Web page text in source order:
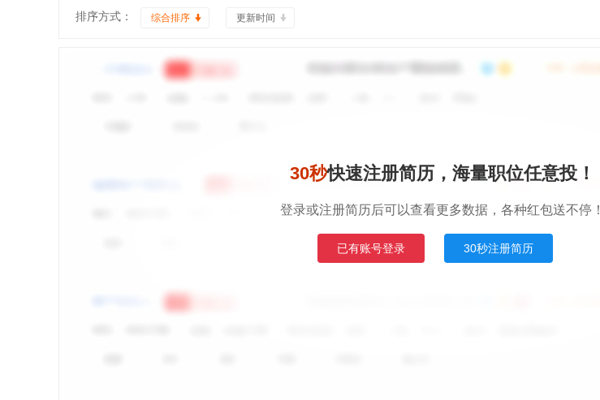
排序方式： 综合排序 更新时间
30秒快速注册简历，海量职位任意投！
登录或注册简历后可以查看更多数据，各种红包送不停！
已有账号登录 30秒注册简历